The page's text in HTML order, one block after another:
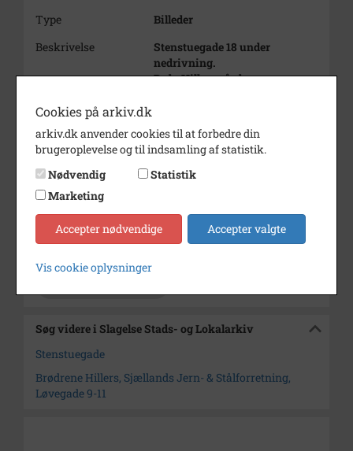
Type
Billeder
Beskrivelse
Stenstuegade 18 under
nedrivning.
Brdr. Hillers gård.
Årstal
Dateringsnote
1971
parkeringsforbud vedtaget i
Fotograf
Størrelse
Arkiv
Slagelse Stads- og Lokalarkiv
Søg videre i Slagelse Stads- og Lokalarkiv
Stenstuegade
Brødrene Hillers, Sjællands Jern- & Stålforretning,
Løvegade 9-11
Cookies på arkiv.dk
arkiv.dk anvender cookies til at forbedre din
brugeroplevelse og til indsamling af statistik.
Nødvendig
Statistik
Marketing
Accepter nødvendige Accepter valgte
Vis cookie oplysninger